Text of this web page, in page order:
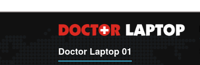
Doctor Laptop 01